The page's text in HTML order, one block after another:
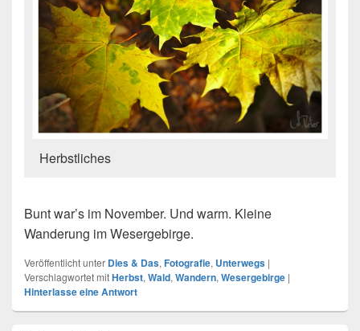
Herbstliches
Bunt war’s im November. Und warm. Kleine
Wanderung im Wesergebirge.
Veröffentlicht unter Dies & Das, Fotografie, Unterwegs |
Verschlagwortet mitHerbst, Wald, Wandern, Wesergebirge |
Hinterlasse eine Antwort